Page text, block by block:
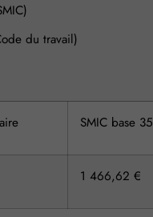
du travail)
SMIC base
1 466,62 €